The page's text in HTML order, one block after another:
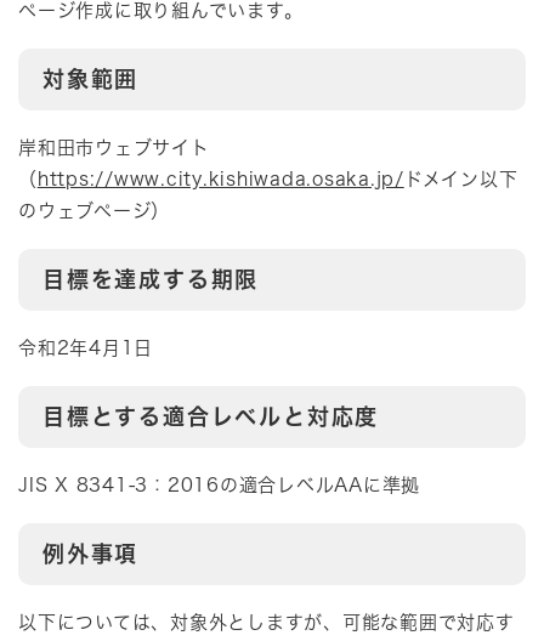
ページ作成に取り組んでいます。
対象範囲
岸和田市ウェブサイト
（ https://www.city.kishiwada.osaka.jp / ドメイン以下
のウェブページ）
目標を達成する期限
令和2年4月1日
目標とする適合レベルと対応度
JIS X 8341-3：2016の適合レベルAAに準拠
例外事項
以下については、対象外としますが、可能な範囲で対応す